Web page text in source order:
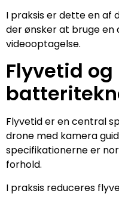
I praksis er dette en af
der ønsker at bruge
videooptagelse.
Flyvetid og
Flyvetid er en central
drone med kamera
specifikationerne er
forhold.
I praksis reduceres